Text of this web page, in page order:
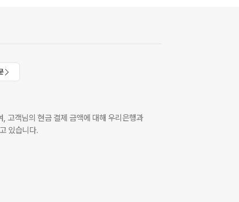
고객님의 현금 결제 금액에 대해 우리은행과
있습니다.